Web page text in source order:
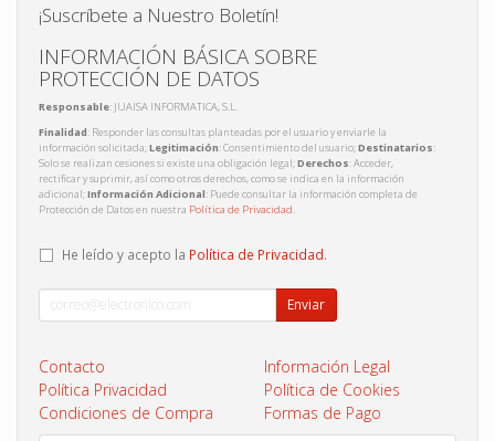
¡Suscríbete a Nuestro Boletín!
INFORMACIÓN BÁSICA SOBRE
PROTECCIÓN DE DATOS
Responsable: JUAISA INFORMATICA, S.L.
Finalidad: Responder las consultas planteadas por el usuario y enviarle la
información solicitada;Legitimación: Consentimiento del usuario;Destinatarios:
Solo se realizan cesiones si existe una obligación legal;Derechos: Acceder,
rectificar y suprimir, así como otros derechos, como se indica en la información
adicional;Información Adicional: Puede consultar la información completa de
Protección de Datos en nuestra Política de Privacidad.
He leído y acepto la Política de Privacidad.
Enviar
Contacto
Información Legal
Política Privacidad
Política de Cookies
Condiciones de Compra
Formas de Pago